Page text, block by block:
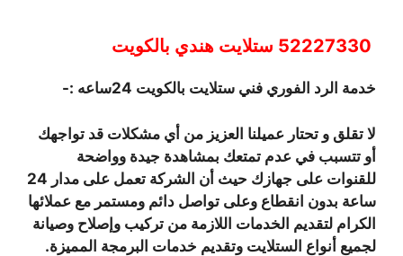
خدمة الرد الفوري فني ستلايت بالكويت 24ساعه :-
لا تقلق و تحتار عميلنا العزيز من أي مشكلات قد تواجهك
أو تتسبب في عدم تمتعك بمشاهدة جيدة وواضحة
للقنوات على جهازك حيث أن الشركة تعمل على مدار 24
ساعة بدون انقطاع وعلى تواصل دائم ومستمر مع عملائها
الكرام لتقديم الخدمات اللازمة من تركيب وإصلاح وصيانة
لجميع أنواع الستلايت وتقديم خدمات البرمجة المميزة.